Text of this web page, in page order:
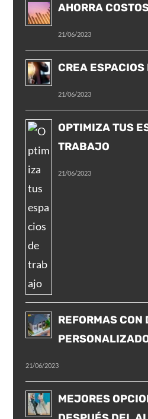
AHORRA
21/06/2023
CREA
21/06/2023
OPTIMIZA TUS
TRABAJO
21/06/2023
REFORMAS CON
21/06/2023
MEJORES